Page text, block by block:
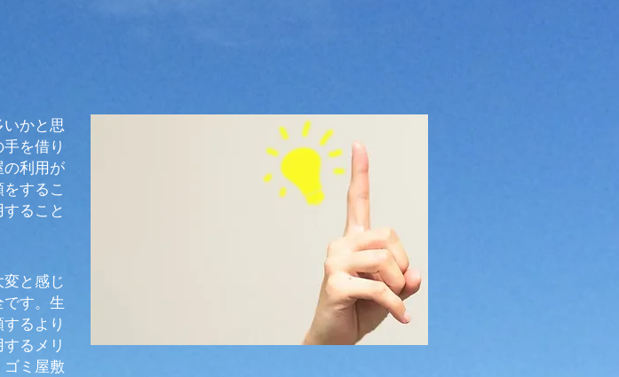
かと思
を借り
の利用が
するこ
ること
と感じ
す。生
るより
るメリ
ミ屋敷